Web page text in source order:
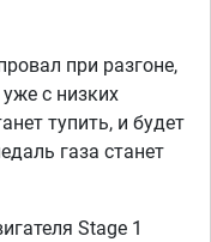
при разгоне,
с низких
тупить, и будет
газа станет
Stage 1